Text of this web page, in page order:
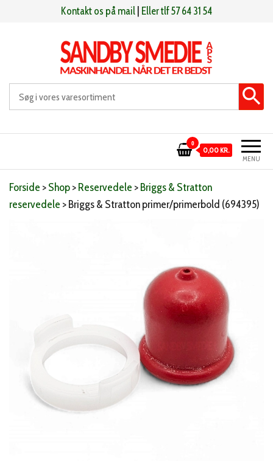
Kontakt os på mail Eller tlf 57 64 31 54
Sandby smeden Maskinhandel når det er bedst
MENU
0
0,00 KR.
Forside >Shop>Reservedele >Briggs & Stratton
reservedele >Briggs & Stratton primer/primerbold (694395)